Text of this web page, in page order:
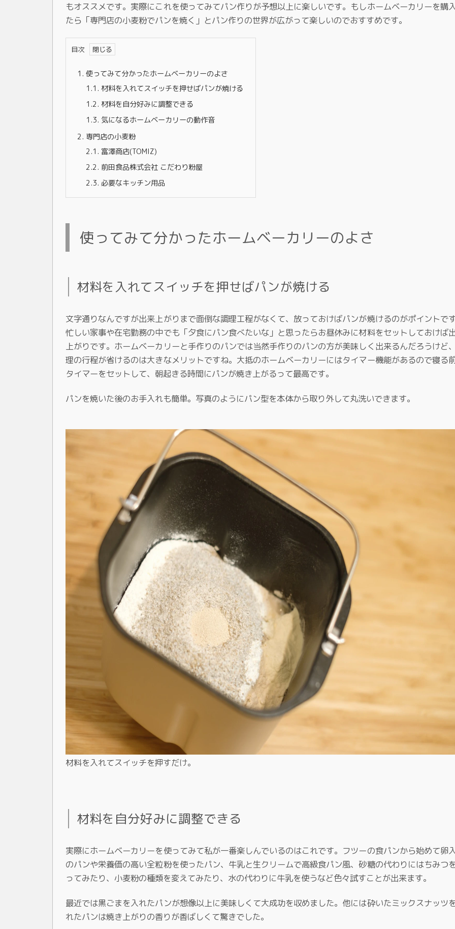
もオススメです。実際にこれを使ってみてパン作りが予想以上に楽しいです。もしホームベーカリーを購
たら「専門店の小麦粉でパンを焼く」とパン作りの世界が広がって楽しいのでおすすめです。
目次
1. 使ってみて分かったホームベーカリーのよさ
1.1. 材料を入れてスイッチを押せばパンが焼ける
1.2. 材料を自分好みに調整できる
1.3. 気になるホームベーカリーの動作音
2. 専門店の小麦粉
2.1. 富澤商店(TOMIZ)
2.2. 前田食品株式会社 こだわり粉屋
2.3. 必要なキッチン用品
使ってみて分かったホームベーカリーのよさ
材料を入れてスイッチを押せばパンが焼ける
文字通りなんですが出来上がりまで面倒な調理工程がなくて、放っておけばパンが焼けるのがポイントです
忙しい家事や在宅勤務の中でも「夕食にパン食べたいな」と思ったらお昼休みに材料をセットしておけば
上がりです。ホームベーカリーと手作りのパンでは当然手作りのパンの方が美味しく出来るんだろうけど
理の行程が省けるのは大きなメリットですね。大抵のホームベーカリーにはタイマー機能があるので寝る
タイマーをセットして、朝起きる時間にパンが焼き上がるって最高です。
パンを焼いた後のお手入れも簡単。写真のようにパン型を本体から取り外して丸洗いできます。
材料を入れてスイッチを押すだけ。
材料を自分好みに調整できる
実際にホームベーカリーを使ってみて私が一番楽しんでいるのはこれです。フツーの食パンから始めて卵
のパンや栄養価の高い全粒粉を使ったパン、牛乳と生クリームで高級食パン風、砂糖の代わりにはちみつ
ってみたり、小麦粉の種類を変えてみたり、水の代わりに牛乳を使うなど色々試すことが出来ます。
最近では黒ごまを入れたパンが想像以上に美味しくて大成功を収めました。他には砕いたミックスナッツ
れたパンは焼き上がりの香りが香ばしくて驚きでした。